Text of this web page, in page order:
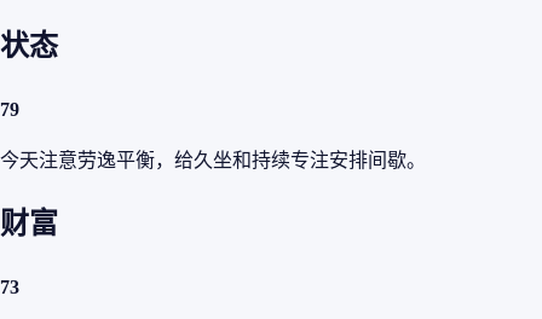
状态
79
今天注意劳逸平衡，给久坐和持续专注安排间歇。
财富
73